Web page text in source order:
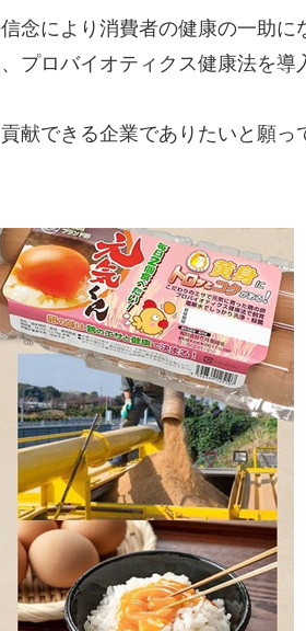
念により消費者の健康の一助
プロバイオティクス健康法を
献できる企業でありたいと願っ